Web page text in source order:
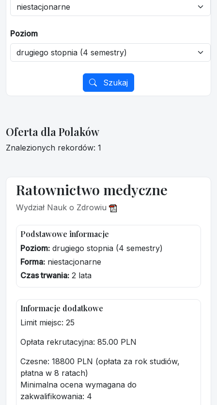
Poziom
Szukaj
Oferta dla Polaków
Znalezionych rekordów: 1
Ratownictwo medyczne
Wydział Nauk o Zdrowiu
Podstawowe informacje
Poziom: drugiego stopnia (4 semestry)
Forma: niestacjonarne
Czas trwania: 2 lata
Informacje dodatkowe
Limit miejsc: 25
Opłata rekrutacyjna: 85.00 PLN
Czesne: 18800 PLN (opłata za rok studiów,
płatna w 8 ratach)
Minimalna ocena wymagana do
zakwalifikowania: 4